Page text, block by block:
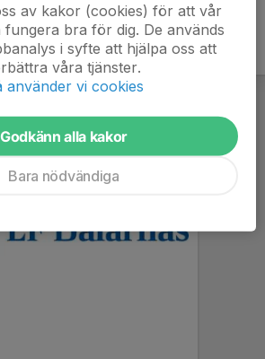
av kakor (cookies) för att vår
fungera bra för dig. De används
i syfte att hjälpa oss att
våra tjänster.
använder vi cookies
Godkänn alla kakor
Bara nödvändiga